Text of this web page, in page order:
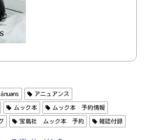
ánuans アニュアンス
ムック本 ムック本 予約情報
宝島社 ムック本 予約 雑誌付録